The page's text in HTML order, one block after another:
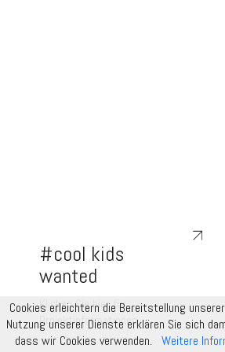
#cool kids
wanted
Klicken Sie hier für
Projektinformationen
Cookies erleichtern die Bereitstellung
Nutzung unserer Dienste erklären Sie sich
dass wir Cookies verwenden.
Weitere